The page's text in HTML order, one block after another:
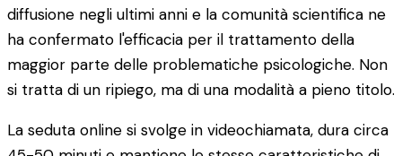
diffusione negli ultimi anni e la comunità scientifica ne
ha confermato l'efficacia per il trattamento della
maggior parte delle problematiche psicologiche. Non
si tratta di un ripiego, ma di una modalità a pieno titolo.
La seduta online si svolge in videochiamata, dura circa